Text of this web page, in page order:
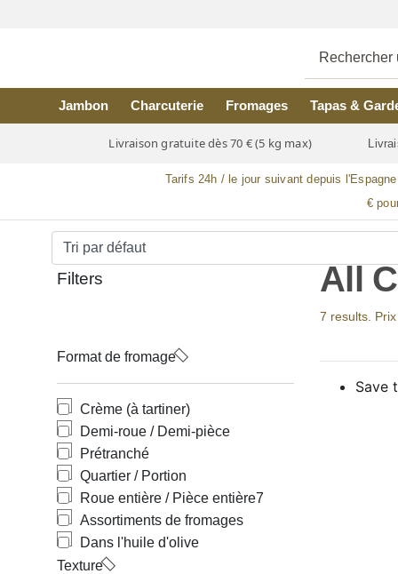
Jambon Charcuterie Fromages Tapas &
Livraison gratuite dès 70 € (5 kg max)
Tarifs 24h / le jour suivant depuis
€
Filters
Format de fromage
Crème (à tartiner)
Demi-roue / Demi-pièce
Prétranché
Quartier / Portion
Roue entière / Pièce entière7
Assortiments de fromages
Dans l'huile d'olive
Texture
All
7 results. Prix
Save